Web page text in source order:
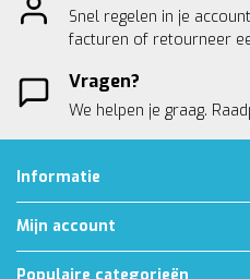
Snel regelen in je
facturen of retourneer
Vragen?
We helpen je graag.
Informatie
Mijn account
Populaire categorieën